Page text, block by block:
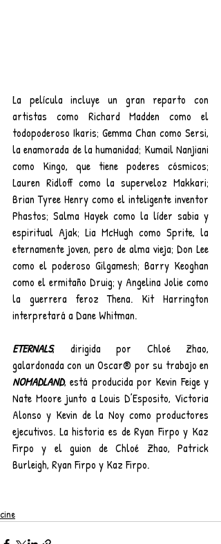
La película incluye un gran reparto con
artistas como Richard Madden como el
todopoderoso Ikaris; Gemma Chan como Sersi,
la enamorada de la humanidad; Kumail Nanjiani
como Kingo, que tiene poderes cósmicos;
Lauren Ridloff como la superveloz Makkari;
Brian Tyree Henry como el inteligente inventor
Phastos; Salma Hayek como la líder sabia y
espiritual Ajak; Lia McHugh como Sprite, la
eternamente joven, pero de alma vieja; Don Lee
como el poderoso Gilgamesh; Barry Keoghan
como el ermitaño Druig; y Angelina Jolie como
la guerrera feroz Thena. Kit Harrington
interpretará a Dane Whitman.
ETERNALS, dirigida por Chloé Zhao,
NOMADLAND, está producida por Kevin Feige y
Nate Moore junto a Louis D’Esposito, Victoria
Alonso y Kevin de la Noy como productores
ejecutivos. La historia es de Ryan Firpo y Kaz
Firpo y el guion de Chloé Zhao, Patrick
Burleigh, Ryan Firpo y Kaz Firpo.
cine